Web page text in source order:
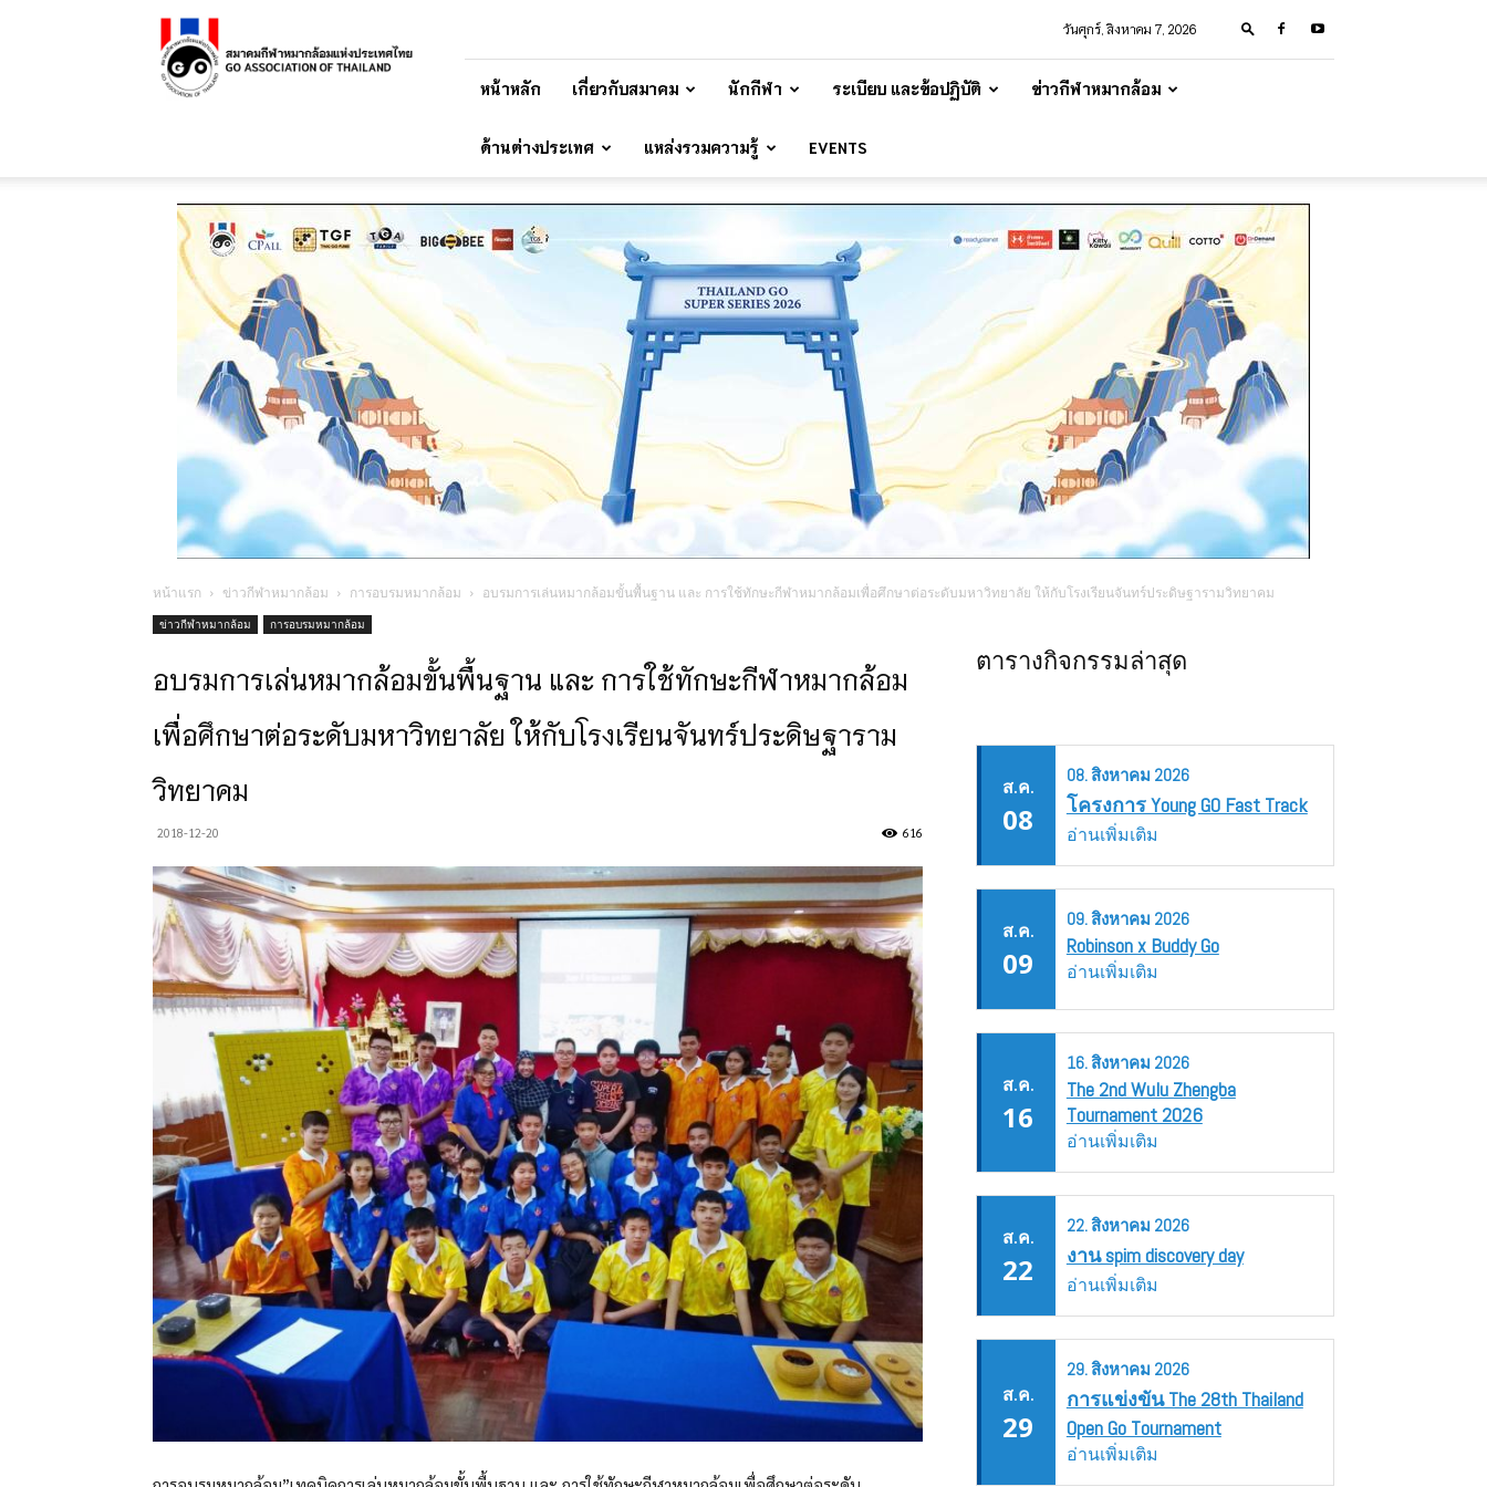
สมาคม
กีฬา
หมาก
ล้อม
วันศุกร์, สิงหาคม 7, 2026
หน้าหลัก เกี่ยวกับสมาคม นักกีฬา ระเบียบ และข้อปฏิบัติ ข่าวกีฬาหมากล้อม
ด้านต่างประเทศ แหล่งรวมความรู้ EVENTS
หน้าแรก ข่าวกีฬาหมากล้อม การอบรมหมากล้อม อบรมการเล่นหมากล้อมขั้นพื้นฐาน และ การใช้ทักษะกีฬาหมากล้อมเพื่อศึกษาต่อระดับมหาวิทยาลัย ให้กับโรงเรียนจันทร์ประดิษฐารามวิทยาคม
ข่าวกีฬาหมากล้อม การอบรมหมากล้อม
อบรมการเล่นหมากล้อมขั้นพื้นฐาน และ การใช้ทักษะกีฬาหมากล้อม
เพื่อศึกษาต่อระดับมหาวิทยาลัย ให้กับโรงเรียนจันทร์ประดิษฐาราม
วิทยาคม
2018-12-20 616
ตารางกิจกรรมล่าสุด
ส.ค.
08
08.สิงหาคม 2026
โครงการ Young GO Fast Track
อ่านเพิ่มเติม
ส.ค.
09
09.สิงหาคม 2026
Robinson x Buddy Go
อ่านเพิ่มเติม
ส.ค.
16
16.สิงหาคม 2026
The 2nd Wulu Zhengba
Tournament 2026
อ่านเพิ่มเติม
ส.ค.
22
22.สิงหาคม 2026
งาน spim discovery day
อ่านเพิ่มเติม
ส.ค.
29
29.สิงหาคม 2026
การแข่งขัน The 28th Thailand
Open Go Tournament
อ่านเพิ่มเติม